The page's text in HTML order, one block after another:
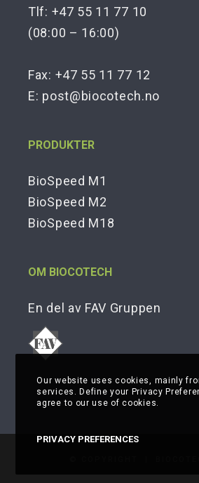
Tlf: +47 55 11 77 10
(08:00 – 16:00)
Fax: +47 55 11 77 12
E: post@biocotech.no
PRODUKTER
BioSpeed M1
BioSpeed M2
BioSpeed M18
OM BIOCOTECH
En del av FAV Gruppen
Our website uses cookies, mainly
services. Define your Privacy
agree to our use of cookies.
PRIVACY PREFERENCES